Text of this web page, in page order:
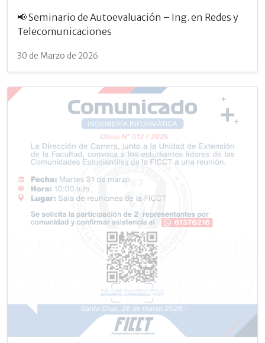
📢 Seminario de Autoevaluación – Ing. en Redes y
Telecomunicaciones
30 de Marzo de 2026